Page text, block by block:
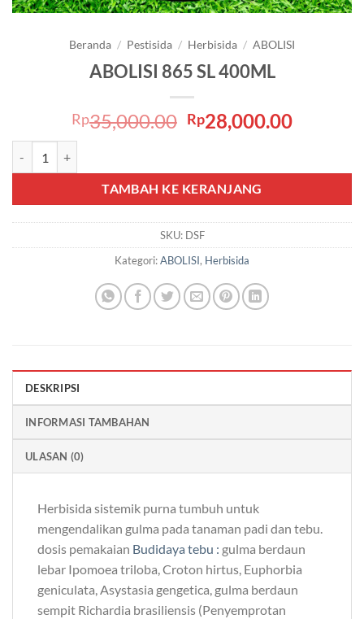
Beranda / Pestisida / Herbisida / ABOLISI
ABOLISI 865 SL 400ML
Rp35,000.00 Harga
aslinya
Rp35,000.00.
Rp28,000.00Harga
adalah:
TAMBAH KE KERANJANG
SKU: DSF
Kategori:ABOLISI, Herbisida
DESKRIPSI
INFORMASI TAMBAHAN
ULASAN (0)
Herbisida sistemik purna tumbuh untuk
mengendalikan gulma pada tanaman padi dan tebu.
dosis pemakaian Budidaya tebu : gulma berdaun
lebar Ipomoea triloba, Croton hirtus, Euphorbia
geniculata, Asystasia gengetica, gulma berdaun
sempit Richardia brasiliensis (Penyemprotan